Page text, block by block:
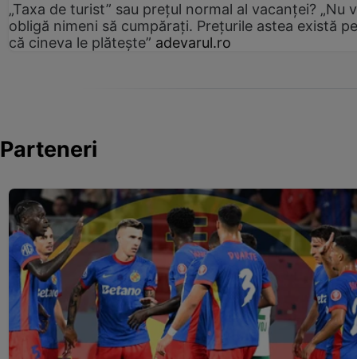
„Taxa de turist” sau prețul normal al vacanței? „Nu
obligă nimeni să cumpărați. Prețurile astea există
că cineva le plătește” adevarul.ro
Parteneri